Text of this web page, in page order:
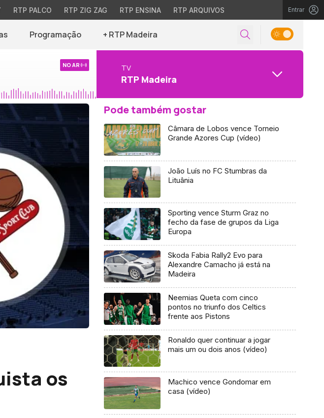
RTP PALCO RTP ZIG ZAG RTP ENSINA RTP ARQUIVOS Entrar
Programação + RTP Madeira
NO AR TV
RTP Madeira
os
Pode também gostar
Câmara de Lobos vence Torneio
Grande Azores Cup (vídeo)
João Luís no FC Stumbras da
Lituânia
Sporting vence Sturm Graz no
fecho da fase de grupos da Liga
Europa
Skoda Fabia Rally2 Evo para
Alexandre Camacho já está na
Madeira
Neemias Queta com cinco
pontos no triunfo dos Celtics
frente aos Pistons
Ronaldo quer continuar a jogar
mais um ou dois anos (vídeo)
Machico vence Gondomar em
casa (vídeo)